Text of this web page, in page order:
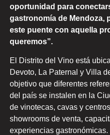
oportunidad para
gastronomía de Mendoza,
este puente con aquella
queremos”.
El Distrito del Vino está
Devoto, La Paternal y Villa
objetivo que diferentes
del país se instalen en la
de vinotecas, cavas y
showrooms de venta,
experiencias gastronómicas.